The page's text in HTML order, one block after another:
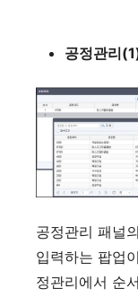
공정관리
공정관리 패널
입력하는 팝업
정관리에서 순